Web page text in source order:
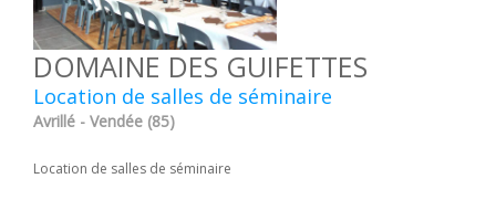
DOMAINE DES GUIFETTES
Location de salles de séminaire
Avrillé - Vendée (85)
Location de salles de séminaire